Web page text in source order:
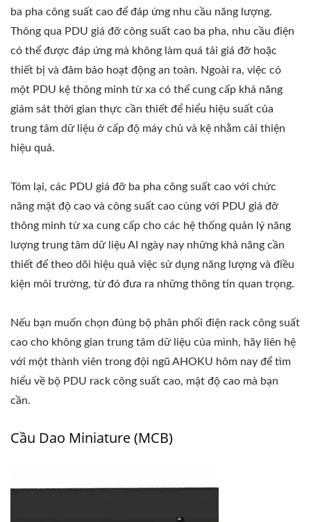
ba pha công suất cao để đáp ứng nhu cầu năng lượng.
Thông qua PDU giá đỡ công suất cao ba pha, nhu cầu điện
có thể được đáp ứng mà không làm quá tải giá đỡ hoặc
thiết bị và đảm bảo hoạt động an toàn. Ngoài ra, việc có
một PDU kệ thông minh từ xa có thể cung cấp khả năng
giám sát thời gian thực cần thiết để hiểu hiệu suất của
trung tâm dữ liệu ở cấp độ máy chủ và kệ nhằm cải thiện
hiệu quả.
Tóm lại, các PDU giá đỡ ba pha công suất cao với chức
năng mật độ cao và công suất cao cùng với PDU giá đỡ
thông minh từ xa cung cấp cho các hệ thống quản lý năng
lượng trung tâm dữ liệu AI ngày nay những khả năng cần
thiết để theo dõi hiệu quả việc sử dụng năng lượng và điều
kiện môi trường, từ đó đưa ra những thông tin quan trọng.
Nếu bạn muốn chọn đúng bộ phân phối điện rack công suất
cao cho không gian trung tâm dữ liệu của mình, hãy liên hệ
với một thành viên trong đội ngũ AHOKU hôm nay để tìm
hiểu về bộ PDU rack công suất cao, mật độ cao mà bạn
cần.
Cầu Dao Miniature (MCB)